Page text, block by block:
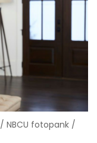
NBCU fotopank /